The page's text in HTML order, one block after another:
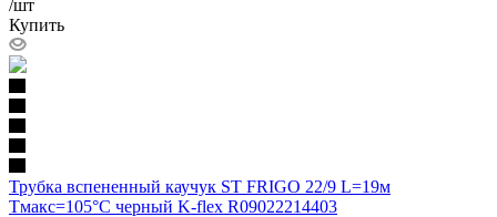
/шт
Купить
Трубка вспененный каучук ST FRIGO 22/9 L=19м
Тмакс=105°C черный K-flex R09022214403